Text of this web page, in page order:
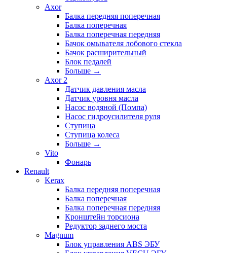
Axor
Балка передняя поперечная
Балка поперечная
Балка поперечная передняя
Бачок омывателя лобового стекла
Бачок расширительный
Блок педалей
Больше →
Axor 2
Датчик давления масла
Датчик уровня масла
Насос водяной (Помпа)
Насос гидроусилителя руля
Ступица
Ступица колеса
Больше →
Vito
Фонарь
Renault
Kerax
Балка передняя поперечная
Балка поперечная
Балка поперечная передняя
Кронштейн торсиона
Редуктор заднего моста
Magnum
Блок управления ABS ЭБУ